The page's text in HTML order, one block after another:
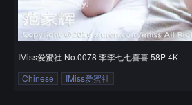
IMiss爱蜜社 No.0078 李李七七喜喜 58P 4K
Chinese
IMiss爱蜜社